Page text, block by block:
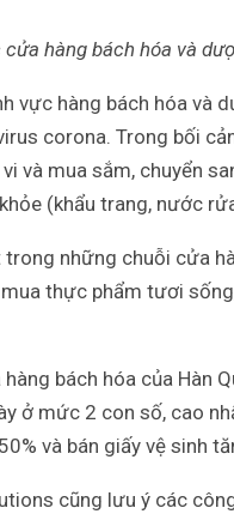
cửa hàng bách hóa và
vực hàng bách hóa và
corona. Trong bối
và mua sắm, chuyển
(khẩu trang, nước
trong những chuỗi cửa
thực phẩm tươi
bách hóa của Hàn
ở mức 2 con số, cao
và bán giấy vệ sinh
cũng lưu ý các